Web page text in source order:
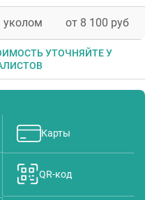
уколом от 8 100 руб
УТОЧНЯЙТЕ У
Карты
QR-код